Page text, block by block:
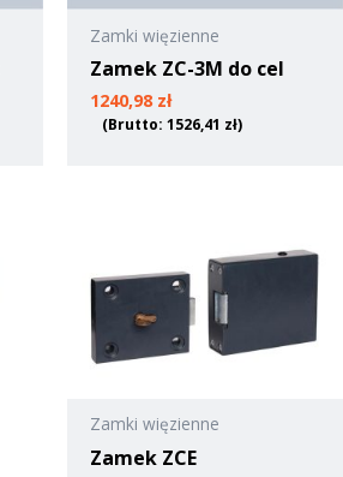
Zamki więzienne
Zamek ZC-3M do cel
1240,98 zł
(Brutto: 1526,41 zł)
Zamki więzienne
Zamek ZCE